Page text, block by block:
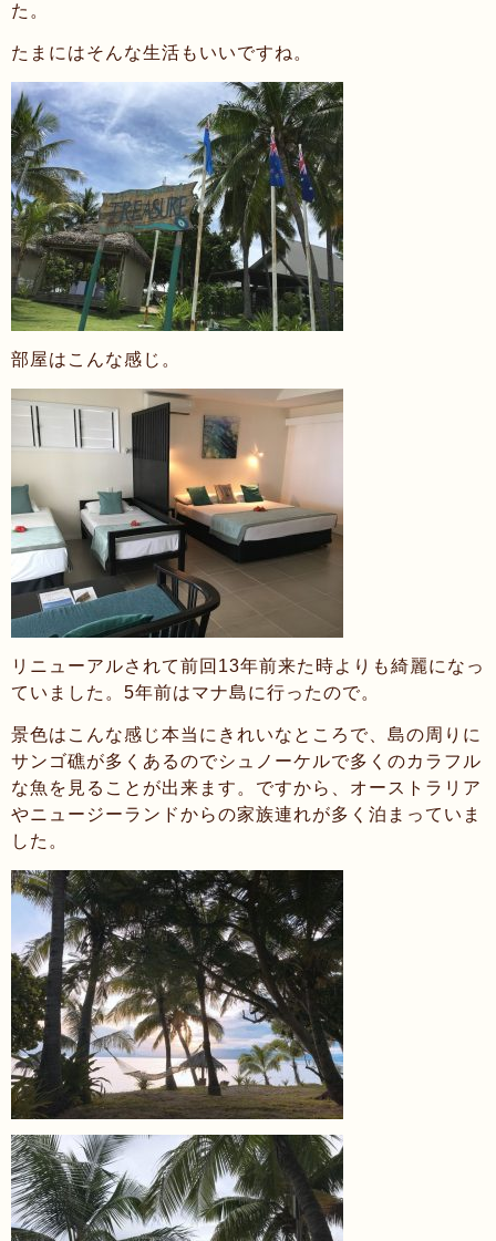
た。
たまにはそんな生活もいいですね。
部屋はこんな感じ。
リニューアルされて前回13年前来た時よりも綺麗になっ
ていました。5年前はマナ島に行ったので。
景色はこんな感じ本当にきれいなところで、島の周りに
サンゴ礁が多くあるのでシュノーケルで多くのカラフル
な魚を見ることが出来ます。ですから、オーストラリア
やニュージーランドからの家族連れが多く泊まっていま
した。